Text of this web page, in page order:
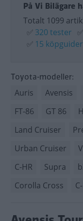
På Vi Bilägare
Totalt 1099
✅ 320 tester ✅
✅ 15 köpguider
Toyota-modeller:
Auris Avensis
FT-86
GT 86
Land Cruiser
Urban Cruiser
C-HR
Supra
Corolla Cross